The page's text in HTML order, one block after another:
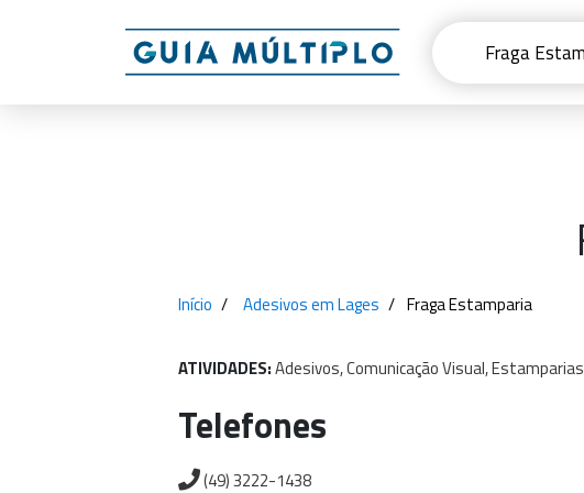
Início Adesivos em Lages Fraga Estamparia
ATIVIDADES:Adesivos,ComunicaçãoVisual,
Telefones
(49) 3222-1438